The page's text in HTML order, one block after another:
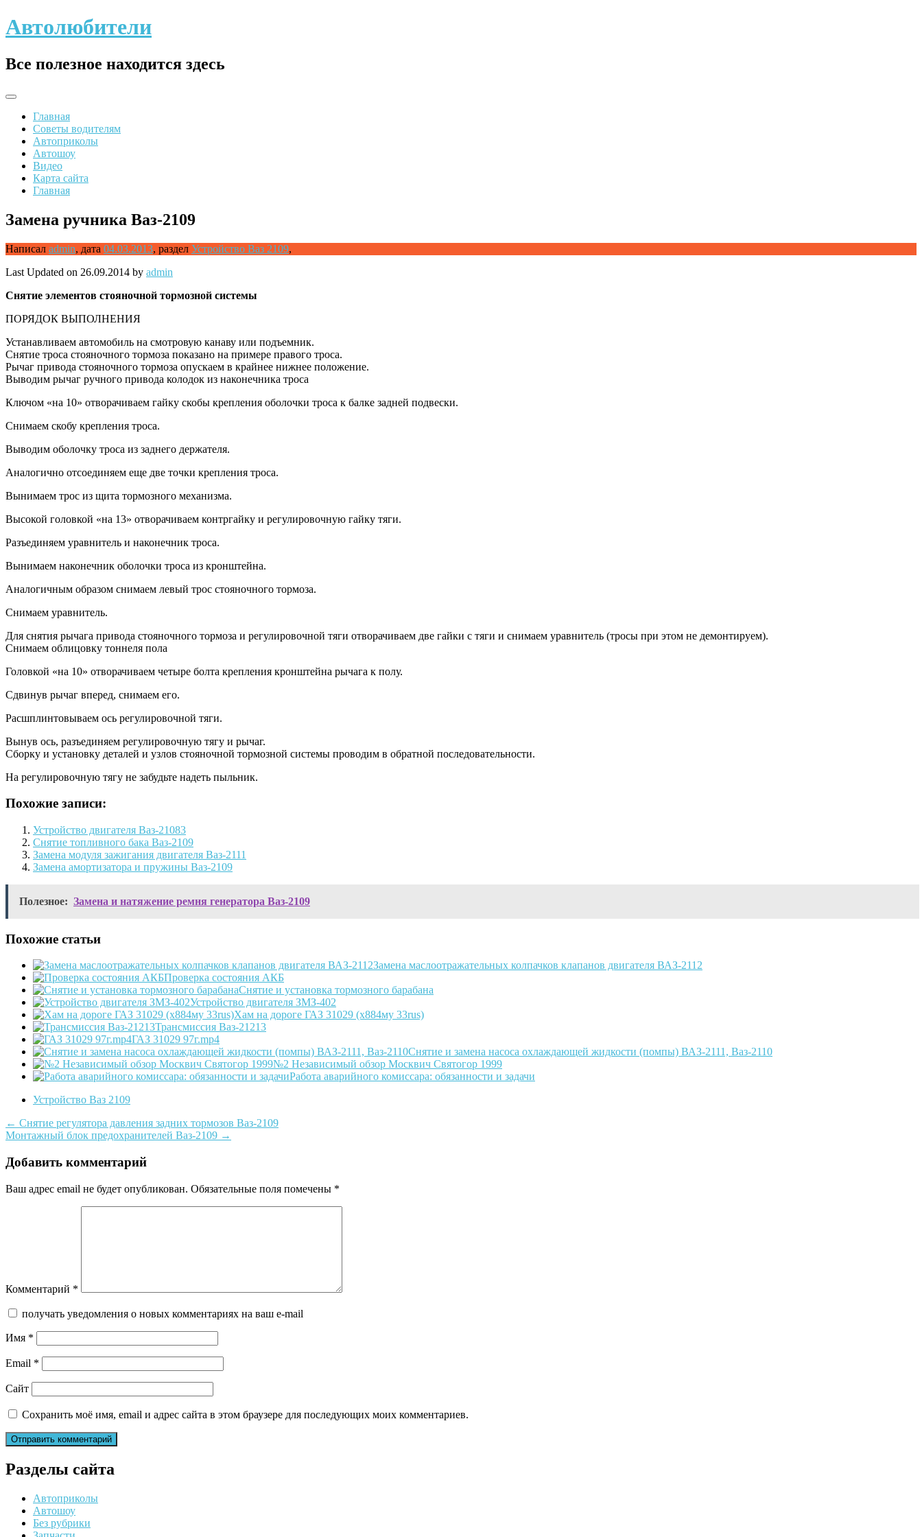
Skip
to
Автолюбители
Все полезное находится здесь
Главная
Советы водителям
Автоприколы
Автошоу
Видео
Карта сайта
Главная
Замена ручника Ваз-2109
Написал admin, дата 04.03.2013, раздел Устройство Ваз 2109,
Last Updated on 26.09.2014 by admin
Снятие элементов стояночной тормозной системы
ПОРЯДОК ВЫПОЛНЕНИЯ
Устанавливаем автомобиль на смотровую канаву или подъемник.
Снятие троса стояночного тормоза показано на примере правого троса.
Рычаг привода стояночного тормоза опускаем в крайнее нижнее положение.
Выводим рычаг ручного привода колодок из наконечника троса
Ключом «на 10» отворачиваем гайку скобы крепления оболочки троса к балке задней подвески.
Снимаем скобу крепления троса.
Выводим оболочку троса из заднего держателя.
Аналогично отсоединяем еще две точки крепления троса.
Вынимаем трос из щита тормозного механизма.
Высокой головкой «на 13» отворачиваем контргайку и регулировочную гайку тяги.
Разъединяем уравнитель и наконечник троса.
Вынимаем наконечник оболочки троса из кронштейна.
Аналогичным образом снимаем левый трос стояночного тормоза.
Cнимаем уравнитель.
Для снятия рычага привода стояночного тормоза и регулировочной тяги отворачиваем две гайки с тяги и снимаем уравнитель (тросы при этом не демонтируем).
Cнимаем облицовку тоннеля пола
Головкой «на 10» отворачиваем четыре болта крепления кронштейна рычага к полу.
Cдвинув рычаг вперед, снимаем его.
Расшплинтовываем ось регулировочной тяги.
Вынув ось, разъединяем регулировочную тягу и рычаг.
Cборку и установку деталей и узлов стояночной тормозной системы проводим в обратной последовательности.
На регулировочную тягу не забудьте надеть пыльник.
Похожие записи:
Устройство двигателя Ваз-21083
Снятие топливного бака Ваз-2109
Замена модуля зажигания двигателя Ваз-2111
Замена амортизатора и пружины Ваз-2109
Полезное: Замена и натяжение ремня генератора Ваз-2109
Похожие статьи
Замена маслоотражательных колпачков клапанов двигателя ВАЗ-2112
Проверка состояния АКБ
Снятие и установка тормозного барабана
Устройство двигателя ЗМЗ-402
Хам на дороге ГАЗ 31029 (х884му 33rus)
Трансмиссия Ваз-21213
ГАЗ 31029 97г.mp4
Снятие и замена насоса охлаждающей жидкости (помпы) ВАЗ-2111, Ваз-2110
№2 Независимый обзор Москвич Святогор 1999
Работа аварийного комиссара: обязанности и задачи
Устройство Ваз 2109
Post
navigation
← Снятие регулятора давления задних тормозов Ваз-2109
Монтажный блок предохранителей Ваз-2109 →
Добавить комментарий
Ваш адрес email не будет опубликован. Обязательные поля помечены *
Комментарий *
получать уведомления о новых комментариях на ваш e-mail
Имя *
Email *
Сайт
Сохранить моё имя, email и адрес сайта в этом браузере для последующих моих комментариев.
Разделы сайта
Автоприколы
Автошоу
Без рубрики